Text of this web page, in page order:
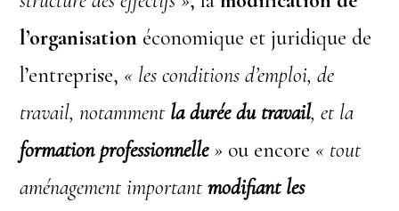
l’organisation économique et juridique de
l’entreprise, « les conditions d’emploi, de
travail, notamment la durée du travail, et la
formation professionnelle» ou encore « tout
aménagement importantmodifiant les